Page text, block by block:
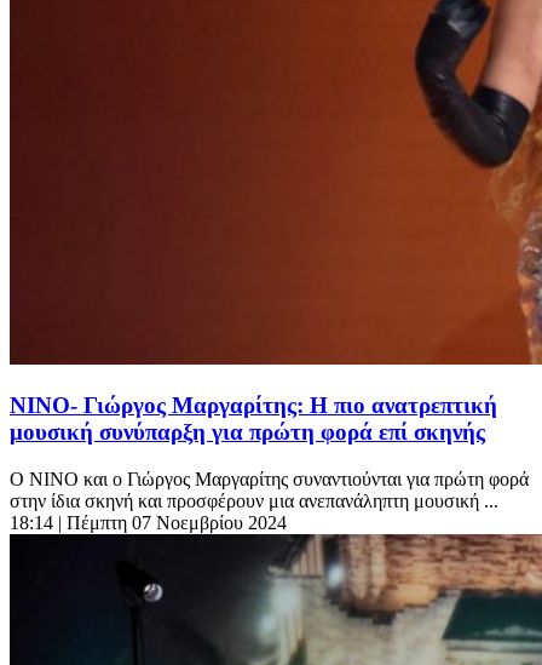
ΝΙΝΟ- Γιώργος Μαργαρίτης: Η πιο ανατρεπτική
μουσική συνύπαρξη για πρώτη φορά επί σκηνής
Ο ΝΙΝΟ και ο Γιώργος Μαργαρίτης συναντιούνται για πρώτη φορά
στην ίδια σκηνή και προσφέρουν μια ανεπανάληπτη μουσική ...
18:14 | Πέμπτη 07 Νοεμβρίου 2024